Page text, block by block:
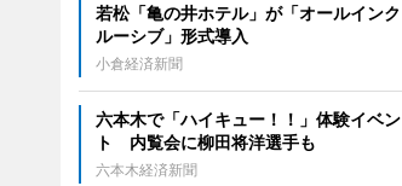
若松「亀の井ホテル」が「オールインク
ルーシブ」形式導入
小倉経済新聞
六本木で「ハイキュー！！」体験イベン
ト 内覧会に柳田将洋選手も
六本木経済新聞